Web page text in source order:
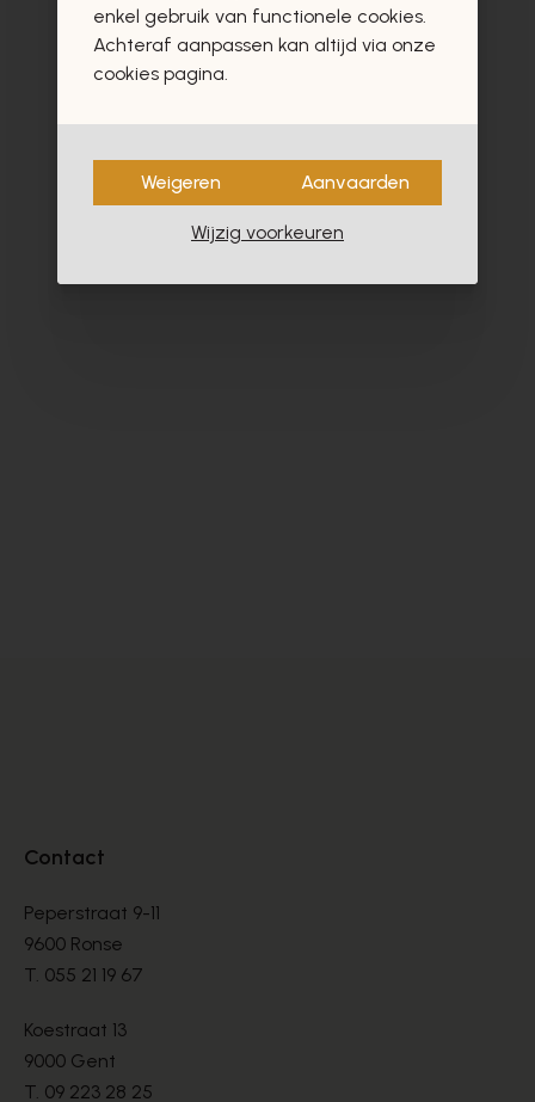
Contact
Peperstraat 9-11
9600 Ronse
T. 055 21 19 67
Koestraat 13
9000 Gent
T. 09 223 28 25
enkel gebruik van functionele cookies.
Achteraf aanpassen kan altijd via onze
cookies pagina.
Weigeren Aanvaarden
Wijzig voorkeuren